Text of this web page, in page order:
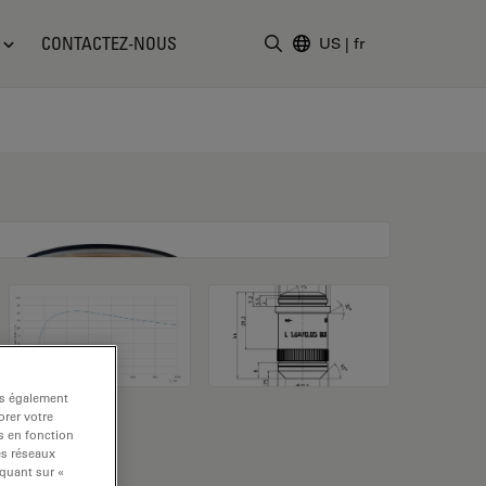
CONTACTEZ-NOUS US | fr
également
votre
en fonction
réseaux
sur «